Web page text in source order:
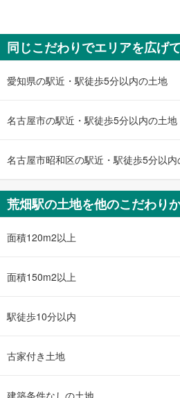
名古屋市昭和
7,480万円
4LDK
土地面積 101.51m
同じこだわりでエリアを広げ
愛知県の駅近・駅徒歩5分以内の土地
名古屋市の駅近・駅徒歩5分以内の土地
名古屋市昭和区の駅近・駅徒歩5分以
荒畑駅の土地を他のこだわり
面積120m2以上
面積150m2以上
駅徒歩10分以内
古家付き土地
建築条件なしの土地